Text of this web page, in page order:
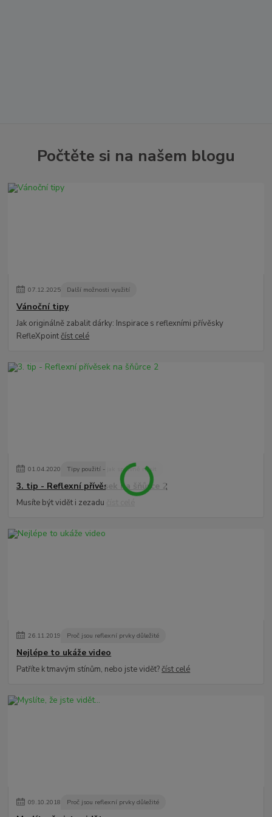
Počtěte si na našem blogu
07.12.2025 Další možnosti využití
Vánoční tipy
Jak originálně zabalit dárky: Inspirace s reflexními přívěsky
RefleXpointčíst celé
01.04.2020 Tipy použití - jak správně nosit
3. tip - Reflexní přívěsek na šňůrce 2
Musíte být vidět i zezadu
26.11.2019 Proč jsou reflexní prvky důležité
Nejlépe to ukáže video
Patříte k tmavým stínům, nebo jste vidět?číst celé
09.10.2018 Proč jsou reflexní prvky důležité